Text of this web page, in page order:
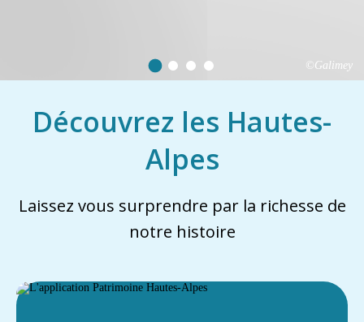
©Galimey
Découvrez les Hautes-
Alpes
Laissez vous surprendre par la richesse de
notre histoire